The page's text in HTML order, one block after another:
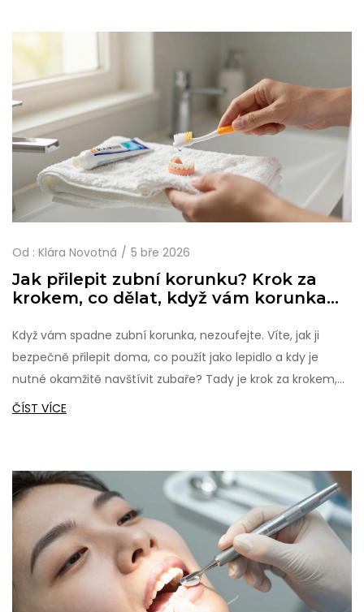
Od : Klára Novotná 5 bře 2026
Jak přilepit zubní korunku? Krok za
krokem, co dělat, když vám korunka
Když vám spadne zubní korunka, nezoufejte. Víte, jak ji
bezpečně přilepit doma, co použít jako lepidlo a kdy je
nutné okamžitě navštívit zubaře? Tady je krok za krokem,
co dělat, aby jste neztratili zub i korunku.
ČÍST VÍCE